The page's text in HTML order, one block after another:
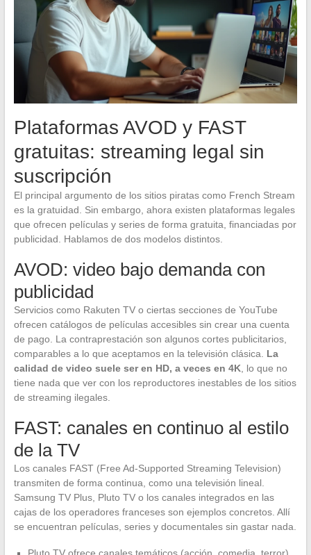
Plataformas AVOD y FAST
gratuitas: streaming legal sin
suscripción
El principal argumento de los sitios piratas como French Stream
es la gratuidad. Sin embargo, ahora existen plataformas legales
que ofrecen películas y series de forma gratuita, financiadas por
publicidad. Hablamos de dos modelos distintos.
AVOD: video bajo demanda con
publicidad
Servicios como Rakuten TV o ciertas secciones de YouTube
ofrecen catálogos de películas accesibles sin crear una cuenta
de pago. La contraprestación son algunos cortes publicitarios,
comparables a lo que aceptamos en la televisión clásica. La
calidad de video suele ser en HD, a veces en 4K, lo que no
tiene nada que ver con los reproductores inestables de los sitios
de streaming ilegales.
FAST: canales en continuo al estilo
de la TV
Los canales FAST (Free Ad-Supported Streaming Television)
transmiten de forma continua, como una televisión lineal.
Samsung TV Plus, Pluto TV o los canales integrados en las
cajas de los operadores franceses son ejemplos concretos. Allí
se encuentran películas, series y documentales sin gastar nada.